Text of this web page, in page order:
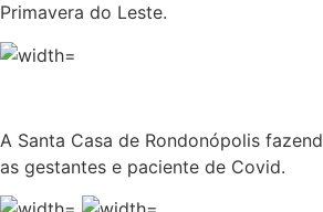
Primavera do Leste.
A Santa Casa de Rondonópolis
as gestantes e paciente de Covid.